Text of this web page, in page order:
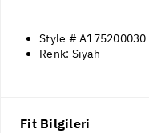
Style # A175200030
Renk: Siyah
Fit Bilgileri